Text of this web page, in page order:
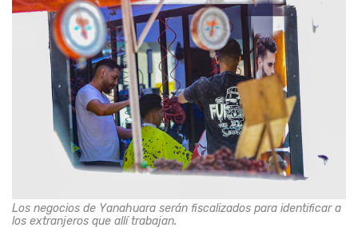
Los negocios de Yanahuara serán fiscalizados para identificar a
los extranjeros que allí trabajan.